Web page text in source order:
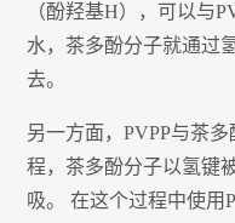
（酚羟基H），可以与
水，茶多酚分子就通过
去。
另一方面，PVPP与茶
程，茶多酚分子以氢键
吸。 在这个过程中使用